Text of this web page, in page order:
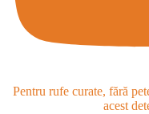
Pentru rufe curate, fără
acest